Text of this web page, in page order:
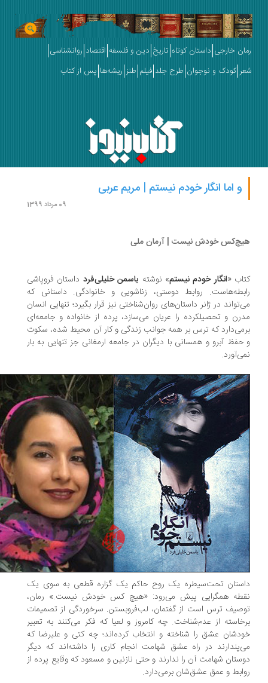
خارجی داستان کوتاه تاریخ دین و فلسفه اقتصاد روانشناسی
کودک و نوجوان طرح جلد فیلم طنز ریشه‌ها پس از کتاب
و اما انگار خودم نیستم | مریم عربی
خودش نیست | آرمان ملی
انگار خودم نیستم » نوشته یاسمن خلیلی‌فردداستان فروپاشی
روابط دوستی، زناشویی و خانوادگی. داستانی که
در ژانر داستان‌های روان‌شناختی نیز قرار بگیرد؛ تنهایی انسان
و تحصیلکرده را عریان می‌سازد، پرده از خانواده و جامعه‌ای
که ترس بر همه جوانب زندگی و کار آن محیط شده، سکوت
آبرو و همسانی با دیگران در جامعه ارمغانی جز تنهایی به بار
تحت‌سیطره یک روح حاکم یک گزاره قطعی به سوی یک
همگرایی پیش می‌رود: «هیچ کس خودش نیست.» رمان،
ترس است از گفتمان، لب‌فروبستن. سرخوردگی از تصمیمات
از عدم‌شناخت. چه کامروز و لعیا که فکر می‌کنند به تعبیر
عشق را شناخته و انتخاب کرده‌اند؛ چه کتی و علیرضا که
در راه عشق شهامت انجام کاری را داشته‌اند که دیگر
شهامت آن را ندارند و حتی نازنین و مسعود که وقایع پرده از
و عمق عشق‌شان برمی‌دارد.